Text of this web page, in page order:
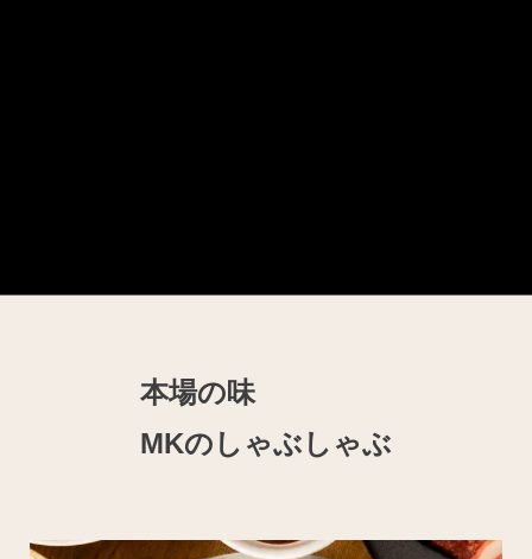
本場の味
MKのしゃぶしゃぶ